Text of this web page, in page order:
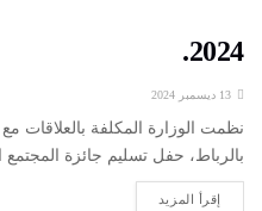
2024.
بالرباط، حفل تسليم جائزة المجتمع
إقرأ المزيد